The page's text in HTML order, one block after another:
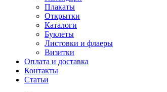
Плакаты
Открытки
Каталоги
Буклеты
Листовки и флаеры
Визитки
Оплата и доставка
Контакты
Статьи